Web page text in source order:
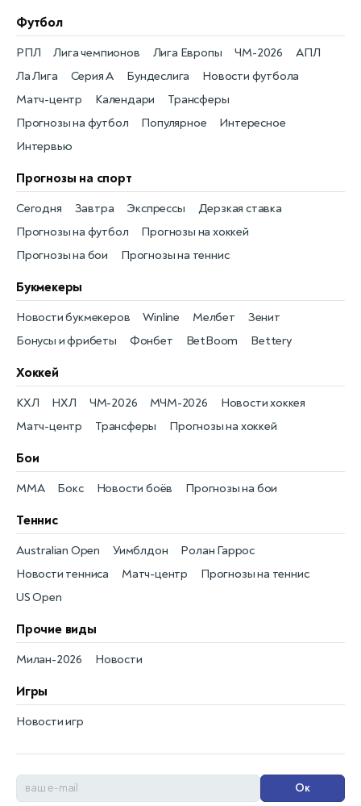
Футбол
Новости футбола
РПЛ
Матч-центр
Лига чемпионов
Календари
Лига Европы
Трансферы
ЧМ-2026
Прогнозы на футбол
АПЛ
Популярное
Ла Лига
Интересное
Серия А
Интервью
Бундеслига
Прогнозы на спорт
Прогнозы на футбол
Сегодня
Прогнозы на хоккей
Завтра
Прогнозы на бои
Экспрессы
Прогнозы на теннис
Дерзкая ставка
Букмекеры
Бонусы и фрибеты
Новости букмекеров
Фонбет
Winline
BetBoom
Мелбет
Bettery
Зенит
Хоккей
Новости хоккея
КХЛ
Матч-центр
НХЛ
Трансферы
ЧМ-2026
Прогнозы на хоккей
МЧМ-2026
Бои
Новости боёв
MMA Прогнозы на бои
Бокс
Теннис
Новости тенниса
Australian Open
Матч-центр
Уимблдон
Прогнозы на теннис
Ролан Гаррос
US Open
Прочие виды
Новости
Милан-2026
Игры
Новости игр
Ок